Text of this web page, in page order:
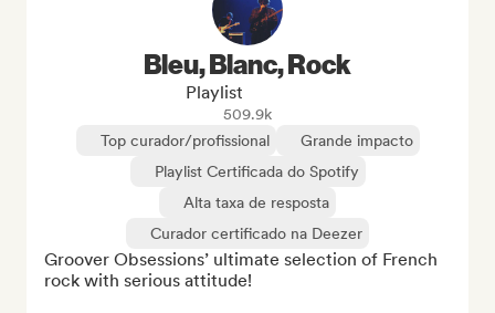
Bleu, Blanc, Rock
Playlist
509.9k
Top curador/profissional
Grande impacto
Playlist Certificada do Spotify
Alta taxa de resposta
Curador certificado na Deezer
Groover Obsessions’ ultimate selection of French
rock with serious attitude!